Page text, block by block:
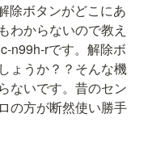
除ボタンがどこにあ
わからないので教え
n99h-rです。解除ボ
ょうか？？そんな機
ないです。昔のセン
の方が断然使い勝手